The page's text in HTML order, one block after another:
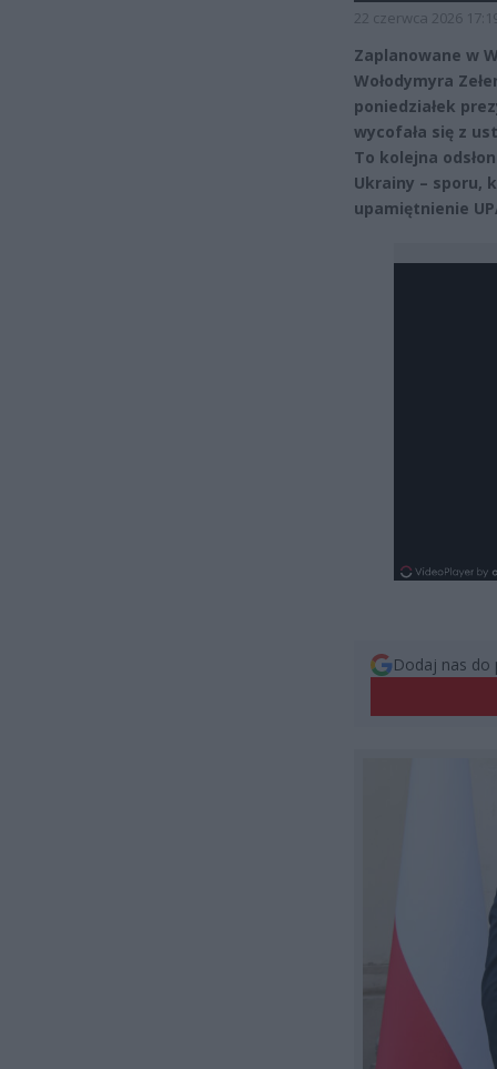
22 czerwca 2026
Zaplanowane w
Wołodymyra
poniedziałek
wycofała się z
To kolejna
Ukrainy – sporu,
upamiętnienie
Dodaj nas do